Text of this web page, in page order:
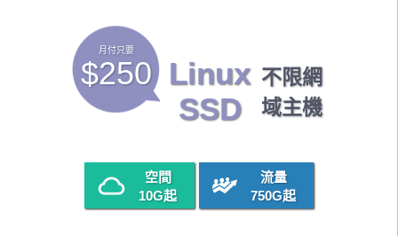
月付只要
$250 Linux
SSD
不限網
域主機
空間
10G起
流量
750G起